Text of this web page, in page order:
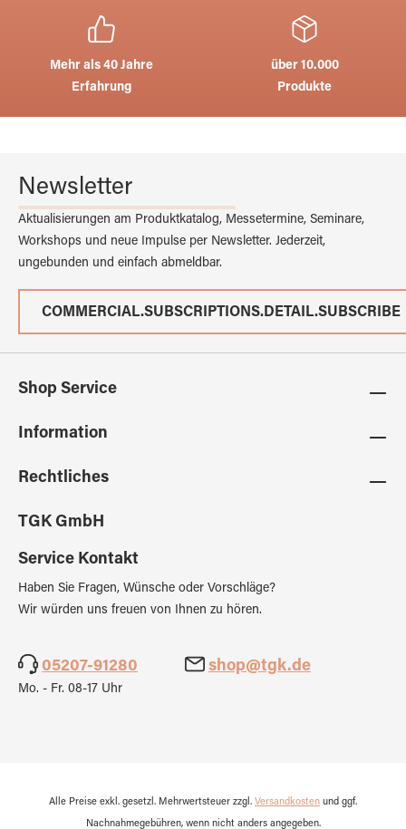
Mehr als 40 Jahre
Erfahrung
über 10.000
Produkte
Newsletter
Aktualisierungen am Produktkatalog, Messetermine, Seminare,
Workshops und neue Impulse per Newsletter. Jederzeit,
ungebunden und einfach abmeldbar.
COMMERCIAL.SUBSCRIPTIONS.DETAIL.SUBSCRIBE
Shop Service
Information
Rechtliches
TGK GmbH
Service Kontakt
Haben Sie Fragen, Wünsche oder Vorschläge?
Wir würden uns freuen von Ihnen zu hören.
05207-91280 shop@tgk.de
Mo. - Fr. 08-17 Uhr
Alle Preise exkl. gesetzl. Mehrwertsteuer zzgl. Versandkosten und ggf.
Nachnahmegebühren, wenn nicht anders angegeben.